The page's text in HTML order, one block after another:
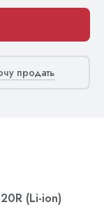
продать
(Li-ion)